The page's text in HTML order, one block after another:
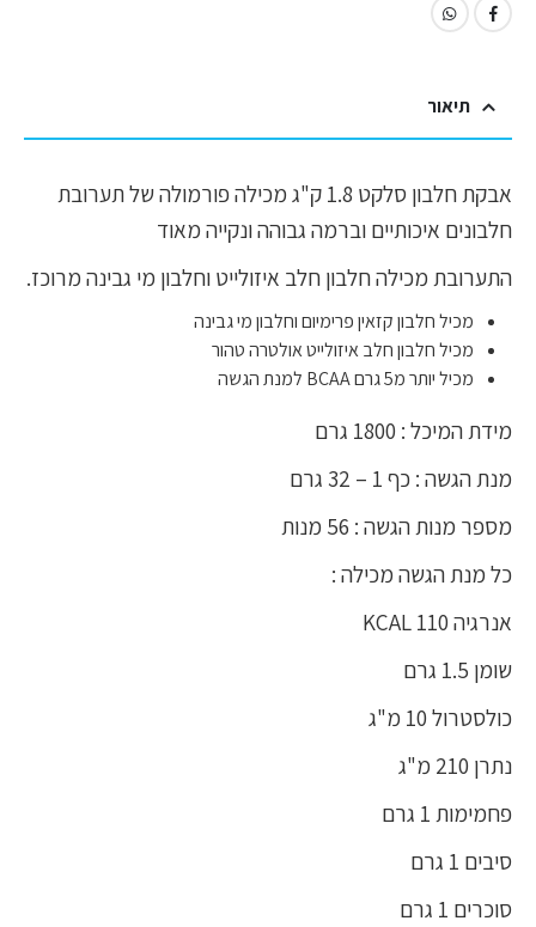
תיאור
אבקת חלבון סלקט 1.8 ק"ג מכילה פורמולה של תערובת
חלבונים איכותיים וברמה גבוהה ונקייה מאוד
התערובת מכילה חלבון חלב איזולייט וחלבון מי גבינה מרוכז.
מכיל חלבון קזאין פרימיום וחלבון מי גבינה
מכיל חלבון חלב איזולייט אולטרה טהור
מכיל יותר מ5 גרם BCAA למנת הגשה
מידת המיכל : 1800 גרם
מנת הגשה : כף 1 – 32 גרם
מספר מנות הגשה : 56 מנות
כל מנת הגשה מכילה :
אנרגיה 110 KCAL
שומן 1.5 גרם
כולסטרול 10 מ"ג
נתרן 210 מ"ג
פחמימות 1 גרם
סיבים 1 גרם
סוכרים 1 גרם